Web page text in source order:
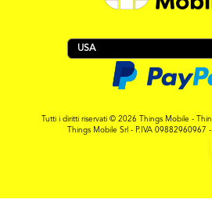
Tutti i diritti riservati © 2026 Things Mobile -
Things Mobile Srl - P.IVA 09882960967